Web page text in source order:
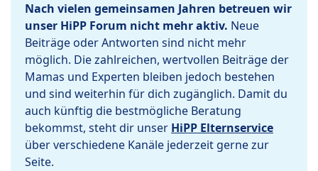
Nach vielen gemeinsamen Jahren betreuen wir
unser HiPP Forum nicht mehr aktiv. Neue
Beiträge oder Antworten sind nicht mehr
möglich. Die zahlreichen, wertvollen Beiträge der
Mamas und Experten bleiben jedoch bestehen
und sind weiterhin für dich zugänglich. Damit du
auch künftig die bestmögliche Beratung
bekommst, steht dir unser HiPP Elternservice
über verschiedene Kanäle jederzeit gerne zur
Seite.